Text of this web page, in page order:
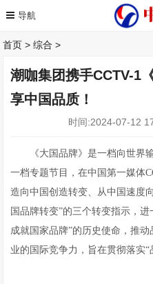
首页 >综合 >
潮咖集团携手CCTV-1
享中国品质！
时间:2024-07-12
《大国品牌》是一档向世界
一档专题节目，在中国第一媒体
造向中国创造转变、从中国速度
国品牌转变”的三个转变指示，
成就国家品牌”的历史使命，推
业的国际竞争力，旨在贯彻落实“